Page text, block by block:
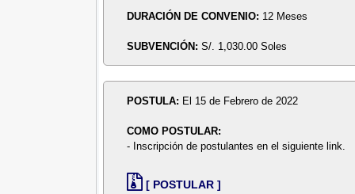
DURACIÓN DE CONVENIO: 12 Meses
SUBVENCIÓN:S/. 1,030.00 Soles
POSTULA: El 15 de Febrero de 2022
COMO POSTULAR:
- Inscripción de postulantes en el siguiente link.
[ POSTULAR ]